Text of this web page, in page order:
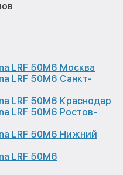
LRF 50M6 Москва
LRF 50M6 Санкт-
LRF 50M6 Краснодар
LRF 50M6 Ростов-
LRF 50M6 Нижний
LRF 50M6